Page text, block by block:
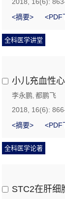
<摘要>
<PDF
全科医学讲堂
小儿充血性
李永鹏, 都鹏飞
2018, 16(6):
<摘要>
<PDF
全科医学论著
STC2在肝细